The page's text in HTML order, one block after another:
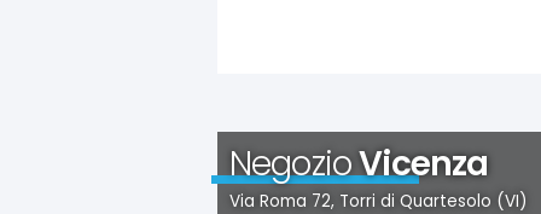
NegozioVicenza
Via Roma 72, Torri di Quartesolo (VI)